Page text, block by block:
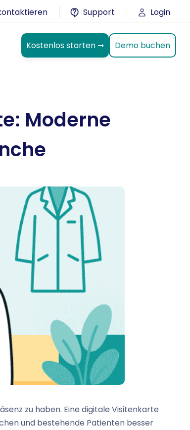
Support Login
Kostenlos starten ➞ Demo buchen
Moderne
zu haben. Eine digitale Visitenkarte
und bestehende Patienten besser